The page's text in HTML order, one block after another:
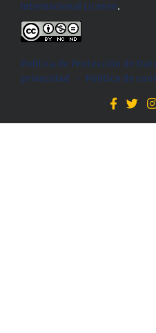
Internacional License.
Política de Protección de
privacidad
- Política de